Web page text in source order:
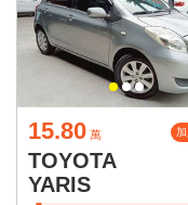
15.80 萬
TOYOTA
YARIS